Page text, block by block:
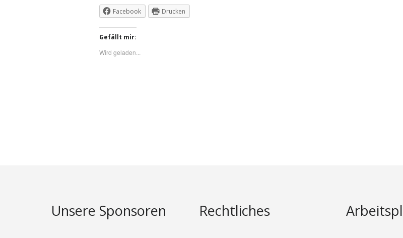
Facebook
Drucken
Gefällt mir:
Wird geladen...
Unsere Sponsoren Rechtliches